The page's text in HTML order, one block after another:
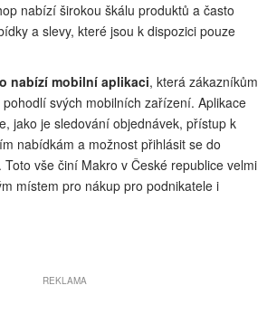
nabízí širokou škálu produktů a často
a slevy, které jsou k dispozici pouze
nabízí mobilní aplikaci, která zákazníkům
svých mobilních zařízení. Aplikace
jako je sledování objednávek, přístup k
nabídkám a možnost přihlásit se do
vše činí Makro v České republice velmi
místem pro nákup pro podnikatele i
REKLAMA